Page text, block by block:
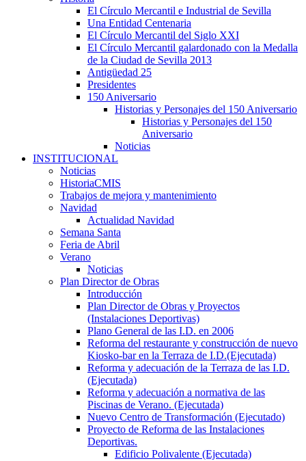
El Círculo Mercantil e Industrial de Sevilla
Una Entidad Centenaria
El Círculo Mercantil del Siglo XXI
El Círculo Mercantil galardonado con la Medalla
de la Ciudad de Sevilla 2013
Antigüedad 25
Presidentes
150 Aniversario
Historias y Personajes del 150 Aniversario
Historias y Personajes del 150
Aniversario
Noticias
INSTITUCIONAL
Noticias
HistoriaCMIS
Trabajos de mejora y mantenimiento
Navidad
Actualidad Navidad
Semana Santa
Feria de Abril
Verano
Noticias
Plan Director de Obras
Introducción
Plan Director de Obras y Proyectos
(Instalaciones Deportivas)
Plano General de las I.D. en 2006
Reforma del restaurante y construcción de nuevo
Kiosko-bar en la Terraza de I.D.(Ejecutada)
Reforma y adecuación de la Terraza de las I.D.
(Ejecutada)
Reforma y adecuación a normativa de las
Piscinas de Verano. (Ejecutada)
Nuevo Centro de Transformación (Ejecutado)
Proyecto de Reforma de las Instalaciones
Deportivas.
Edificio Polivalente (Ejecutada)